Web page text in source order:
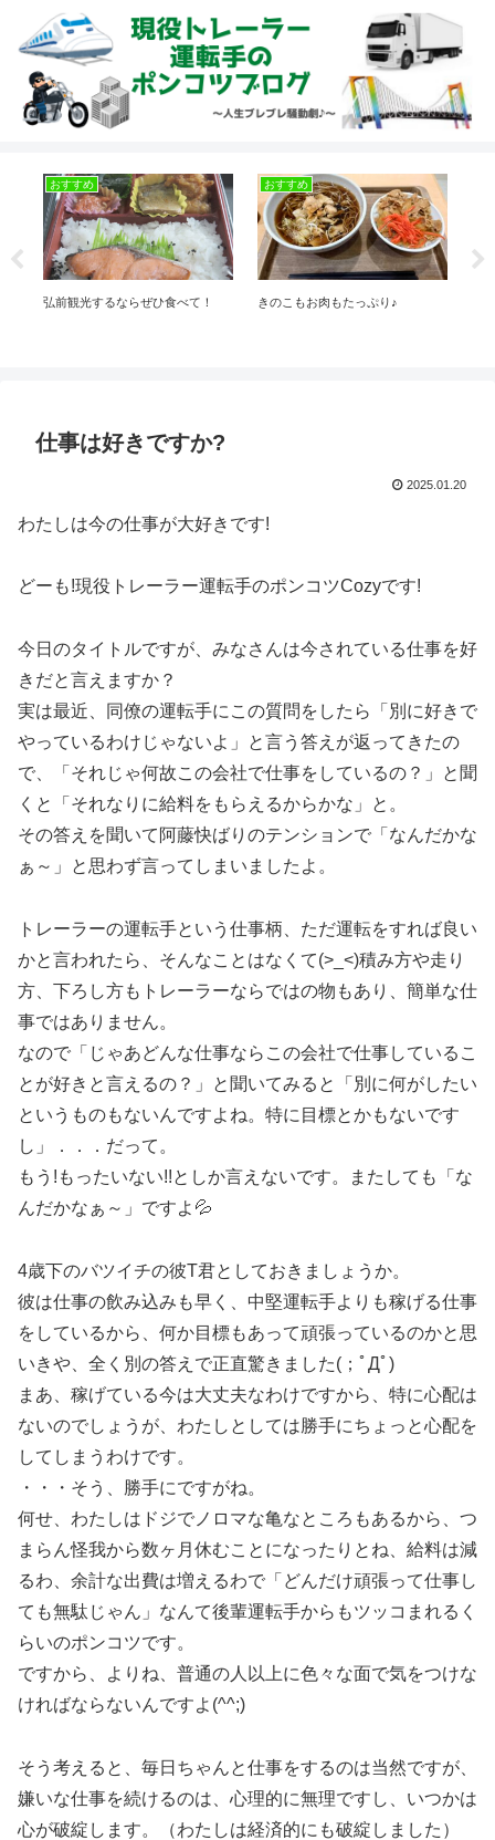
おすすめ
弘前観光するならぜひ食べて！
おすすめ
きのこもお肉もたっぷり♪
仕事は好きですか?
2025.01.20
わたしは今の仕事が大好きです!
どーも!現役トレーラー運転手のポンコツCozyです!
今日のタイトルですが、みなさんは今されている仕事を好
きだと言えますか？
実は最近、同僚の運転手にこの質問をしたら「別に好きで
やっているわけじゃないよ」と言う答えが返ってきたの
で、「それじゃ何故この会社で仕事をしているの？」と聞
くと「それなりに給料をもらえるからかな」と。
その答えを聞いて阿藤快ばりのテンションで「なんだかな
ぁ～」と思わず言ってしまいましたよ。
トレーラーの運転手という仕事柄、ただ運転をすれば良い
かと言われたら、そんなことはなくて(>_<)積み方や走り
方、下ろし方もトレーラーならではの物もあり、簡単な仕
事ではありません。
なので「じゃあどんな仕事ならこの会社で仕事しているこ
とが好きと言えるの？」と聞いてみると「別に何がしたい
というものもないんですよね。特に目標とかもないです
し」．．．だって。
もう!もったいない!!としか言えないです。またしても「な
んだかなぁ～」ですよ💦
4歳下のバツイチの彼T君としておきましょうか。
彼は仕事の飲み込みも早く、中堅運転手よりも稼げる仕事
をしているから、何か目標もあって頑張っているのかと思
いきや、全く別の答えで正直驚きました(；ﾟДﾟ)
まあ、稼げている今は大丈夫なわけですから、特に心配は
ないのでしょうが、わたしとしては勝手にちょっと心配を
してしまうわけです。
・・・そう、勝手にですがね。
何せ、わたしはドジでノロマな亀なところもあるから、つ
まらん怪我から数ヶ月休むことになったりとね、給料は減
るわ、余計な出費は増えるわで「どんだけ頑張って仕事し
ても無駄じゃん」なんて後輩運転手からもツッコまれるく
らいのポンコツです。
ですから、よりね、普通の人以上に色々な面で気をつけな
ければならないんですよ(^^;)
そう考えると、毎日ちゃんと仕事をするのは当然ですが、
嫌いな仕事を続けるのは、心理的に無理ですし、いつかは
心が破綻します。（わたしは経済的にも破綻しました）